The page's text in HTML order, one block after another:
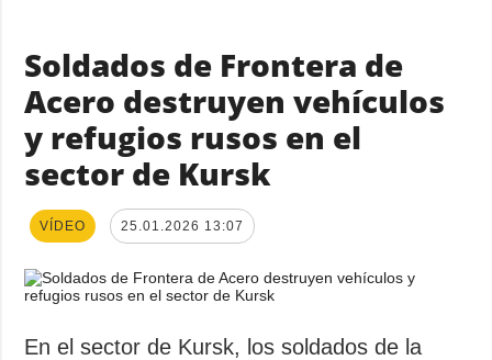
Soldados de Frontera de
Acero destruyen vehículos
y refugios rusos en el
sector de Kursk
VÍDEO 25.01.2026 13:07
En el sector de Kursk, los soldados de la